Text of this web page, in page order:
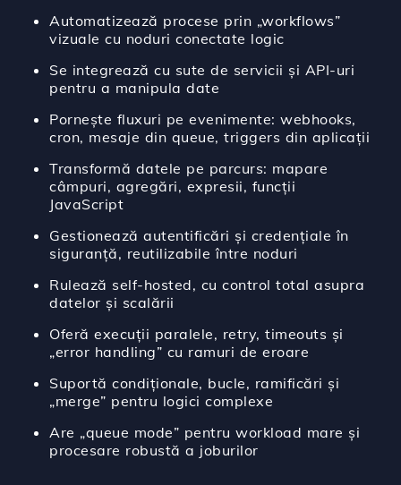
Automatizează procese prin „workflows”
vizuale cu noduri conectate logic
Se integrează cu sute de servicii și API-uri
pentru a manipula date
Pornește fluxuri pe evenimente: webhooks,
cron, mesaje din queue, triggers din aplicații
Transformă datele pe parcurs: mapare
câmpuri, agregări, expresii, funcții
JavaScript
Gestionează autentificări și credențiale în
siguranță, reutilizabile între noduri
Rulează self-hosted, cu control total asupra
datelor și scalării
Oferă execuții paralele, retry, timeouts și
„error handling” cu ramuri de eroare
Suportă condiționale, bucle, ramificări și
„merge” pentru logici complexe
Are „queue mode” pentru workload mare și
procesare robustă a joburilor